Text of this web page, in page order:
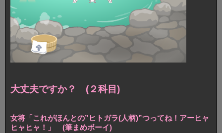
大丈夫ですか？ (２科目)
女将「これがほんとの”ヒトガラ(人柄)”つってね！アーヒャ
ヒャヒャ！」 (筆まめボーイ)